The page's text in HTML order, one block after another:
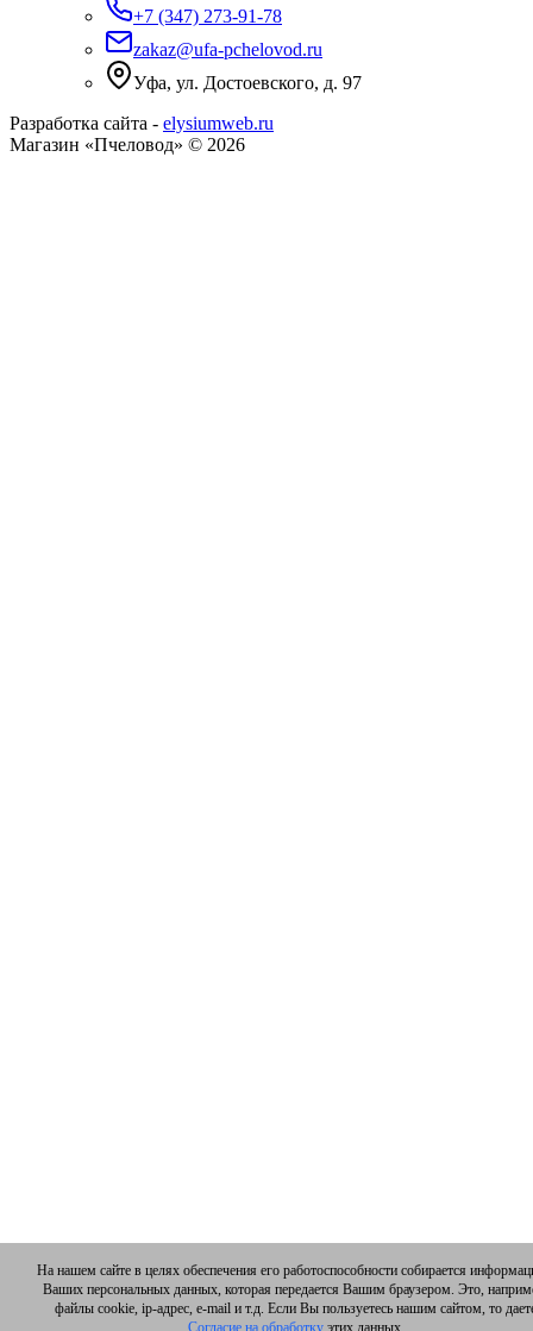
+7 (347) 273-91-78
zakaz@ufa-pchelovod.ru
Уфа, ул. Достоевского, д. 97
Разработка сайта - elysiumweb.ru
Магазин «Пчеловод» © 2026
На нашем сайте в целях обеспечения его работоспособности собирается
Ваших персональных данных, которая передается Вашим браузером. Это,
файлы cookie, ip-адрес, e-mail и т.д. Если Вы пользуетесь нашим сайтом, то
Согласие на обработкуэтих данных.